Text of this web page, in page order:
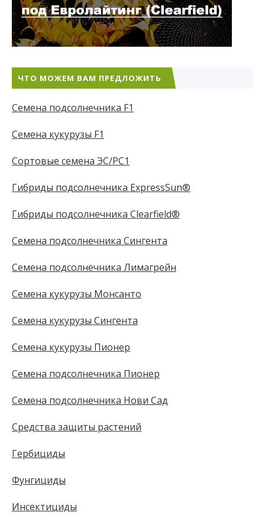
ЧТО МОЖЕМ ВАМ ПРЕДЛОЖИТЬ
Семена подсолнечника F1
Семена кукурузы F1
Сортовые семена ЭС/РС1
Гибриды подсолнечника ExpressSun®
Гибриды подсолнечника Clearfield®
Семена подсолнечника Сингента
Семена подсолнечника Лимагрейн
Семена кукурузы Монсанто
Семена кукурузы Сингента
Семена кукурузы Пионер
Семена подсолнечника Пионер
Семена подсолнечника Нови Сад
Средства защиты растений
Гербициды
Фунгициды
Инсектициды